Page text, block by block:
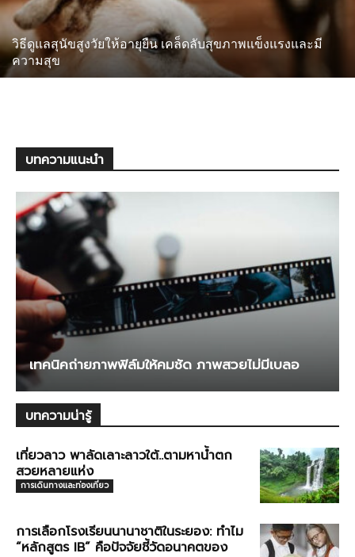
วิธีดูแลสุนัขสูงวัยให้อายุยืน เคล็ดลับสุขภาพแข็งแรงและมี
ความสุข
บทความแนะนำ
เทคนิคถ่ายภาพฟิล์มให้คมชัด ภาพสวยไม่มีเบลอ
บทความน่ารู้
เที่ยวลาว พาลัดเลาะลาวใต้..ตามหาน้ำตก
สวยหลายแห่ง
การเดินทางและท่องเที่ยว
การเลือกโรงเรียนนานาชาติในระยอง: ทำไม
“หลักสูตร IB” คือปัจจัยชี้วัดอนาคตของ